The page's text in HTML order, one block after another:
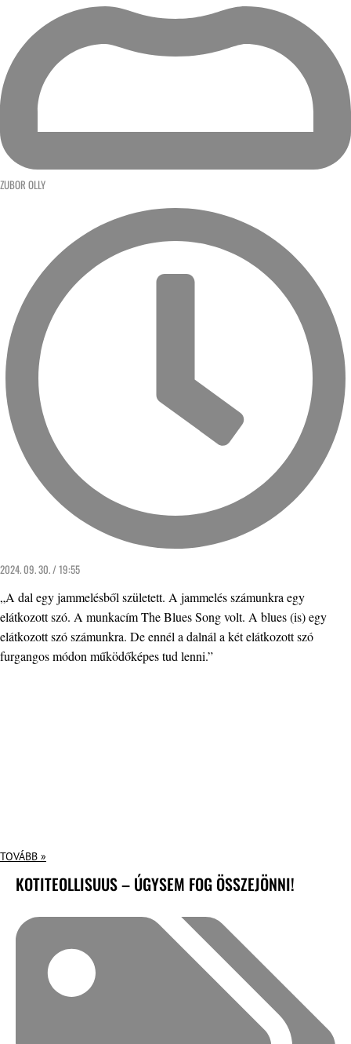
ZUBOR OLLY
2024. 09. 30. / 19:55
„A dal egy jammelésből született. A jammelés számunkra egy
elátkozott szó. A munkacím The Blues Song volt. A blues (is) egy
elátkozott szó számunkra. De ennél a dalnál a két elátkozott szó
furgangos módon működőképes tud lenni.”
TOVÁBB »
KOTITEOLLISUUS – ÚGYSEM FOG ÖSSZEJÖNNI!